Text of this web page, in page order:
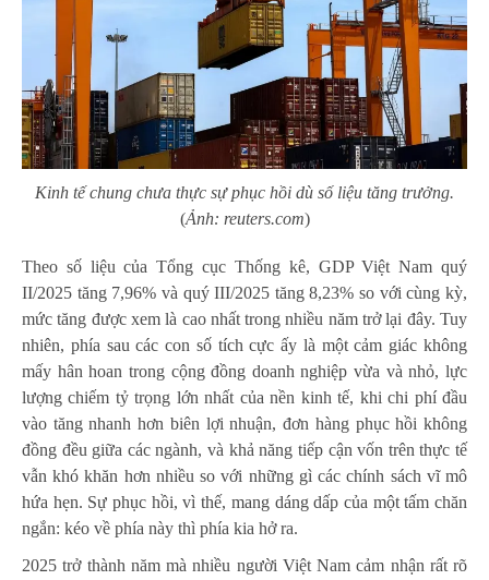
Kinh tế chung chưa thực sự phục hồi dù số liệu tăng trưởng.
(Ảnh: reuters.com)
Theo số liệu của Tổng cục Thống kê, GDP Việt Nam quý
II/2025 tăng 7,96% và quý III/2025 tăng 8,23% so với cùng kỳ,
mức tăng được xem là cao nhất trong nhiều năm trở lại đây. Tuy
nhiên, phía sau các con số tích cực ấy là một cảm giác không
mấy hân hoan trong cộng đồng doanh nghiệp vừa và nhỏ, lực
lượng chiếm tỷ trọng lớn nhất của nền kinh tế, khi chi phí đầu
vào tăng nhanh hơn biên lợi nhuận, đơn hàng phục hồi không
đồng đều giữa các ngành, và khả năng tiếp cận vốn trên thực tế
vẫn khó khăn hơn nhiều so với những gì các chính sách vĩ mô
hứa hẹn. Sự phục hồi, vì thế, mang dáng dấp của một tấm chăn
ngắn: kéo về phía này thì phía kia hở ra.
2025 trở thành năm mà nhiều người Việt Nam cảm nhận rất rõ